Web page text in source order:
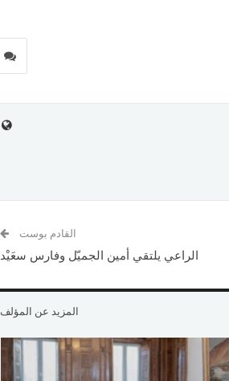
القادم بوست
الراعي يلتقي أمين الجميّل وفارس سعَيْد
المزيد عن المؤلف